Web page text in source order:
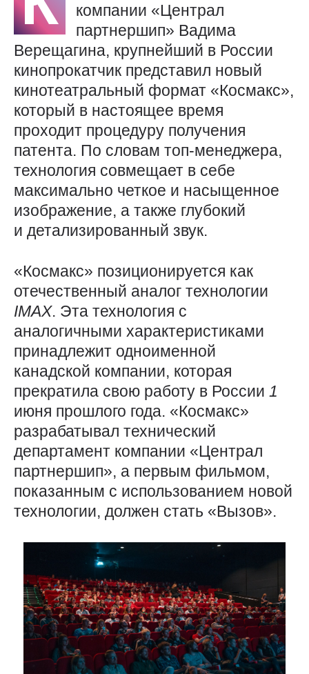
компании «Централ
партнершип» Вадима
Верещагина, крупнейший в России
кинопрокатчик представил новый
кинотеатральный формат «Космакс»,
который в настоящее время
проходит процедуру получения
патента. По словам топ-менеджера,
технология совмещает в себе
максимально четкое и насыщенное
изображение, а также глубокий
и детализированный звук.
«Космакс» позиционируется как
отечественный аналог технологии
IMAX. Эта технология с
аналогичными характеристиками
принадлежит одноименной
канадской компании, которая
прекратила свою работу в России 1
июня прошлого года. «Космакс»
разрабатывал технический
департамент компании «Централ
партнершип», а первым фильмом,
показанным с использованием новой
технологии, должен стать «Вызов».